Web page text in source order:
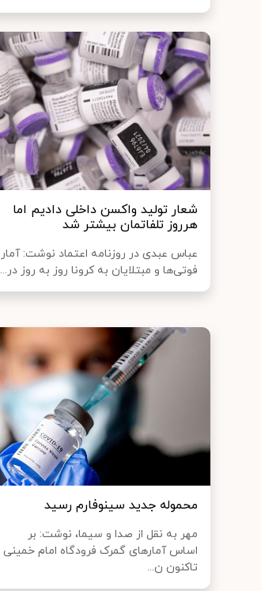
شعار تولید واکسن داخلی دادیم اما
هرروز تلفاتمان بیشتر شد
عباس عبدی در روزنامه اعتماد نوشت: آمار
فوتی‌ها و مبتلایان به کرونا روز به روز در...
محموله جدید سینوفارم رسید
مهر به نقل از صدا و سیما، نوشت: بر
اساس آمارهای گمرک فرودگاه امام خمینی
تاکنون ن...